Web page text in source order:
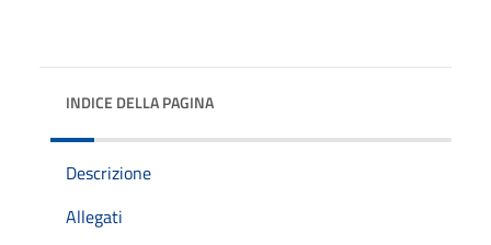
INDICE DELLA PAGINA
Descrizione
Allegati